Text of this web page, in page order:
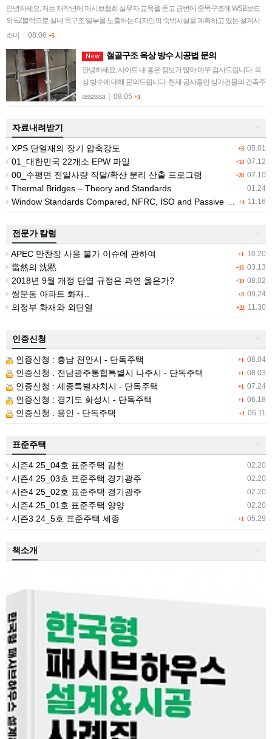
안녕하세요. 저는 재작년에 패시브협회 실무자 교육을 듣고 금번에 중목구조에 WSB보드
와 EZ블럭으로 실내 목구조 일부를 노출하는 디자인의 숙박시설을 계획하고 있는 설계사
무소 직원입니다. 허가권자와 이견으로 일정이 지…
조미 08.06 +5
New 철골구조 옥상 방수 시공법 문의
안녕하세요, 사이트 내 좋은 정보가 많아 매우 감사드립니다. 옥
상 방수에 대해 문의드립니다. 현재 공사중인 상가건물의 건축주
입니다. 철골구조의 건물로, 옥상지붕 위로 디자인 구조물이 있
assassa 08.05 +3
자료내려받기
+3 05.01
XPS 단열재의 장기 압축강도
+13 07.12
01_대한민국 22개소 EPW 파일
+28 07.10
00_수평면 전일사량 직달/확산 분리 산출 프로그램
01.24
Thermal Bridges – Theory and Standards
+3 11.16
Window Standards Compared, NFRC, ISO and Passive House Ratings
전문가 칼럼
+1 10.20
APEC 만찬장 사용 불가 이슈에 관하여
+15 03.13
當然의 沈黙
+19 08.02
2018년 9월 개정 단열 규정은 과연 옳은가?
+3 09.24
쌍문동 아파트 화재..
+22 11.30
의정부 화재와 외단열
인증신청
+1 08.04
인증신청 : 충남 천안시 - 단독주택
+1 08.03
인증신청 : 전남광주통합특별시 나주시 - 단독주택
+1 07.24
인증신청 : 세종특별자치시 - 단독주택
+1 06.18
인증신청 : 경기도 화성시 - 단독주택
+1 06.11
인증신청 : 용인 - 단독주택
표준주택
02.20
시즌4 25_04호 표준주택 김천
02.20
시즌4 25_03호 표준주택 경기광주
02.20
시즌4 25_02호 표준주택 경기광주
02.20
시즌4 25_01호 표준주택 양양
+1 05.29
시즌3 24_5호 표준주택 세종
책소개